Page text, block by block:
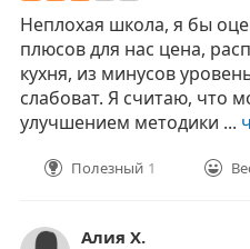
Неплохая школа, я бы
плюсов для нас цена,
кухня, из минусов
слабоват. Я считаю, что
улучшением методики ...
Полезный 1
Алия Х.